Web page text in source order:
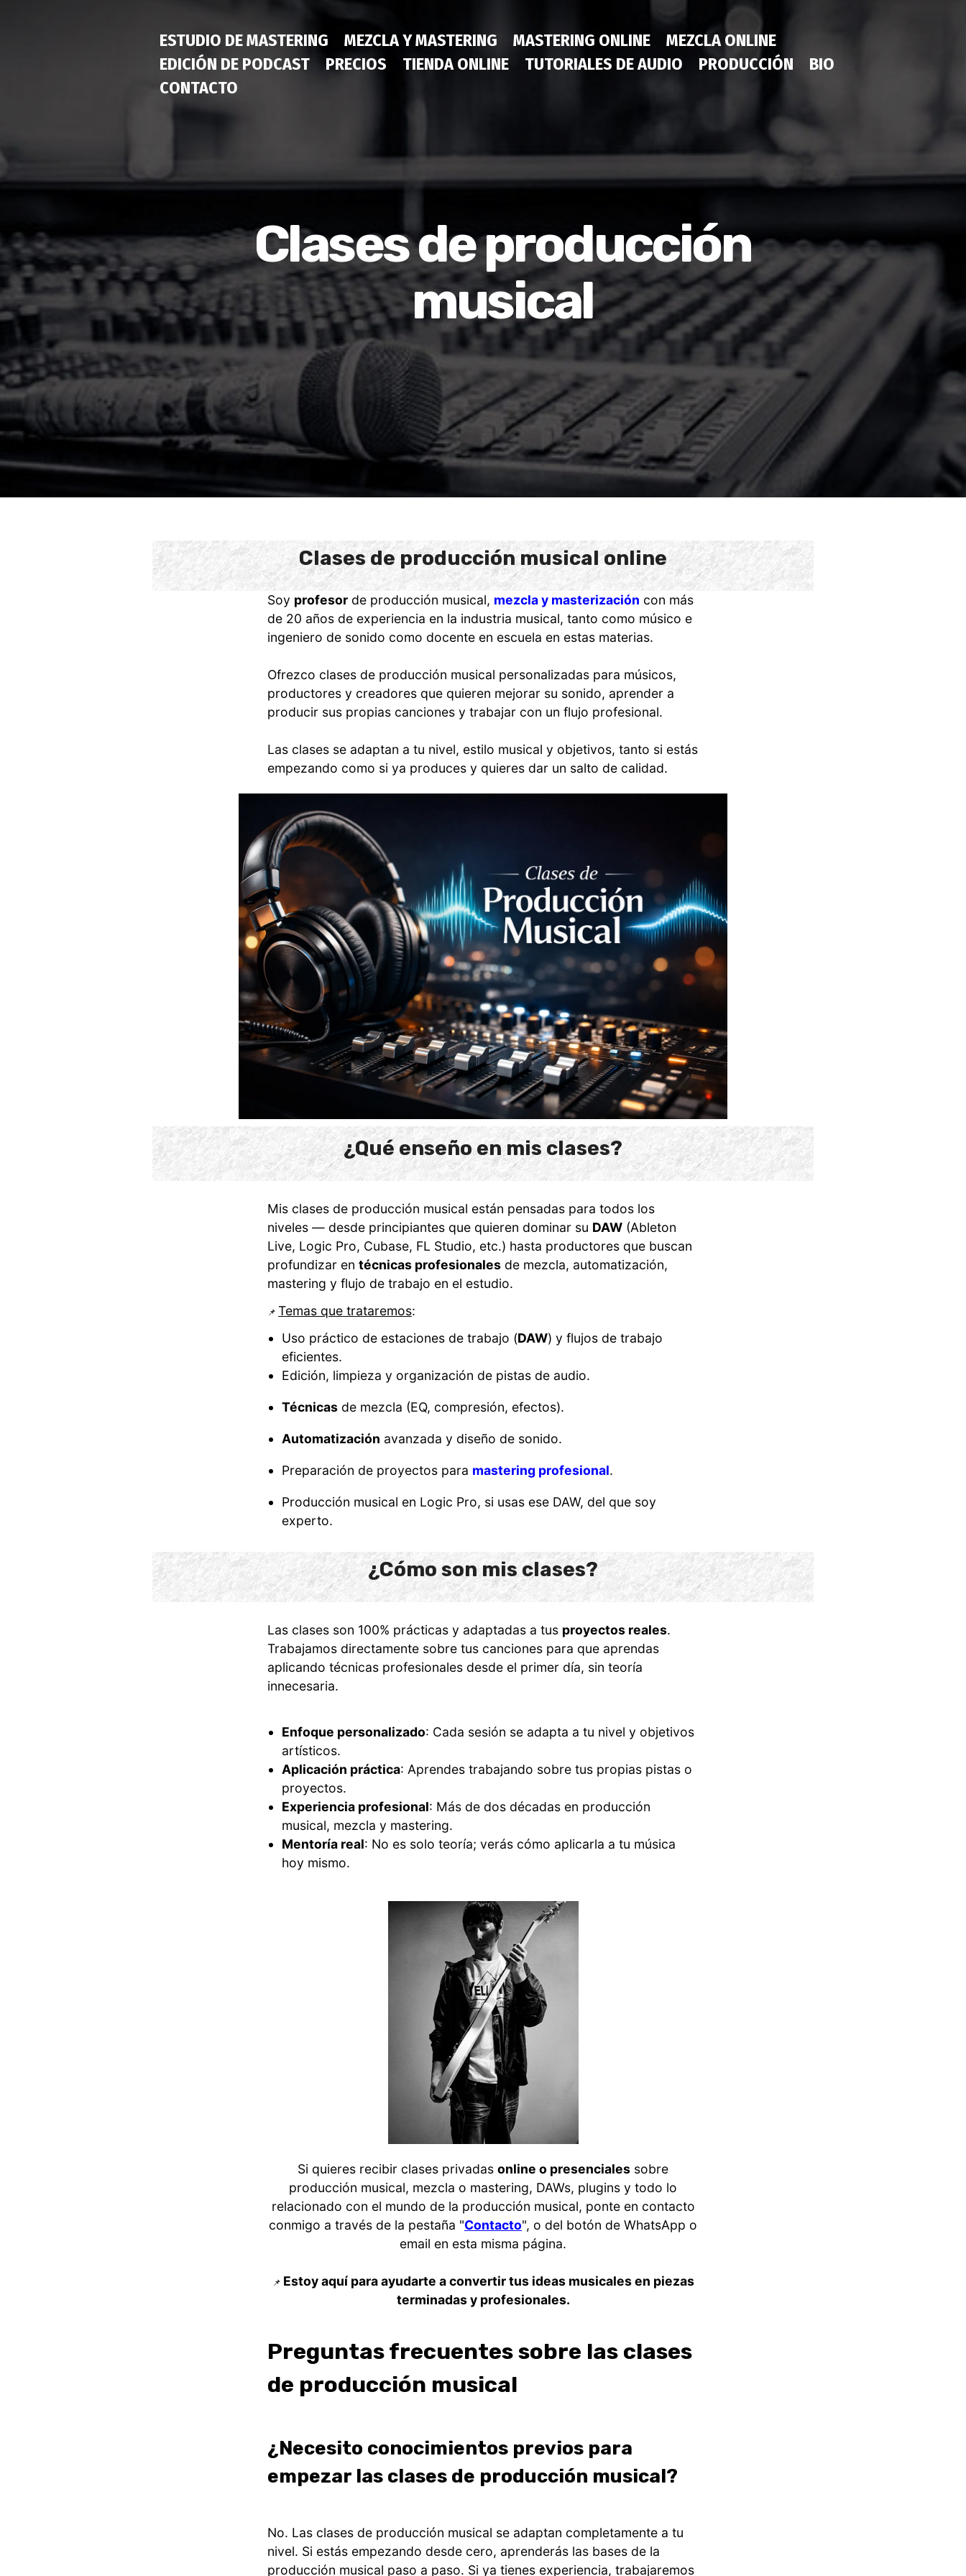
ESTUDIO DE MASTERING MEZCLA Y MASTERING MASTERING ONLINE
MEZCLA ONLINE
EDICIÓN DE PODCAST
PRECIOS TIENDA ONLINE TUTORIALES DE AUDIO PRODUCCIÓN
BIO
CONTACTO
Clases de producción
musical
Clases de producción musical online
Soy profesor de producción musical, mezcla y masterización con más
de 20 años de experiencia en la industria musical, tanto como músico e
ingeniero de sonido como docente en escuela en estas materias.
Ofrezco clases de producción musical personalizadas para músicos,
productores y creadores que quieren mejorar su sonido, aprender a
producir sus propias canciones y trabajar con un flujo profesional.
Las clases se adaptan a tu nivel, estilo musical y objetivos, tanto si estás
empezando como si ya produces y quieres dar un salto de calidad.
¿Qué enseño en mis clases?
Mis clases de producción musical están pensadas para todos los
niveles — desde principiantes que quieren dominar su DAW (Ableton
Live, Logic Pro, Cubase, FL Studio, etc.) hasta productores que buscan
profundizar en técnicas profesionales de mezcla, automatización,
mastering y flujo de trabajo en el estudio.
📌 Temas que trataremos:
Uso práctico de estaciones de trabajo (DAW) y flujos de trabajo
eficientes.
Edición, limpieza y organización de pistas de audio.
Técnicas de mezcla (EQ, compresión, efectos).
Automatización avanzada y diseño de sonido.
Preparación de proyectos para mastering profesional.
Producción musical en Logic Pro, si usas ese DAW, del que soy
experto.
¿Cómo son mis clases?
Las clases son 100% prácticas y adaptadas a tus proyectos reales.
Trabajamos directamente sobre tus canciones para que aprendas
aplicando técnicas profesionales desde el primer día, sin teoría
innecesaria.
Enfoque personalizado: Cada sesión se adapta a tu nivel y objetivos
artísticos.
Aplicación práctica: Aprendes trabajando sobre tus propias pistas o
proyectos.
Experiencia profesional: Más de dos décadas en producción
musical, mezcla y mastering.
Mentoría real: No es solo teoría; verás cómo aplicarla a tu música
hoy mismo.
Si quieres recibir clases privadas online o presenciales sobre
producción musical, mezcla o mastering, DAWs, plugins y todo lo
relacionado con el mundo de la producción musical, ponte en contacto
conmigo a través de la pestaña "Contacto", o del botón de WhatsApp o
email en esta misma página.
📌 Estoy aquí para ayudarte a convertir tus ideas musicales en piezas
terminadas y profesionales.
Preguntas frecuentes sobre las clases
de producción musical
¿Necesito conocimientos previos para
empezar las clases de producción musical?
No. Las clases de producción musical se adaptan completamente a tu
nivel. Si estás empezando desde cero, aprenderás las bases de la
producción musical paso a paso. Si ya tienes experiencia, trabajaremos